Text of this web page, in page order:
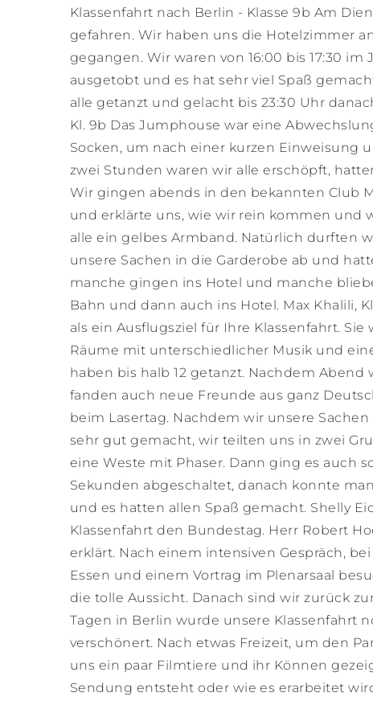
Klassenfahrt nach Berlin - Klasse 9b Am
gefahren. Wir haben uns die Hotelzimmer
gegangen. Wir waren von 16:00 bis 17:30
ausgetobt und es hat sehr viel Spaß
alle getanzt und gelacht bis 23:30 Uhr
Kl. 9b Das Jumphouse war eine
Socken, um nach einer kurzen Einweisung
zwei Stunden waren wir alle erschöpft,
Wir gingen abends in den bekannten Club
und erklärte uns, wie wir rein kommen und
alle ein gelbes Armband. Natürlich durften
unsere Sachen in die Garderobe ab und
manche gingen ins Hotel und manche
Bahn und dann auch ins Hotel. Max Khalili,
als ein Ausflugsziel für Ihre Klassenfahrt.
Räume mit unterschiedlicher Musik und
haben bis halb 12 getanzt. Nachdem
fanden auch neue Freunde aus ganz
beim Lasertag. Nachdem wir unsere
sehr gut gemacht, wir teilten uns in zwei
eine Weste mit Phaser. Dann ging es auch
Sekunden abgeschaltet, danach konnte
und es hatten allen Spaß gemacht. Shelly
Klassenfahrt den Bundestag. Herr Robert
erklärt. Nach einem intensiven Gespräch,
Essen und einem Vortrag im Plenarsaal
die tolle Aussicht. Danach sind wir zurück
Tagen in Berlin wurde unsere Klassenfahrt
verschönert. Nach etwas Freizeit, um den
uns ein paar Filmtiere und ihr Können
Sendung entsteht oder wie es erarbeitet